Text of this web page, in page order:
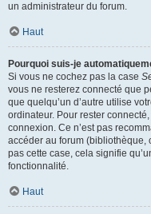
un administrateur du forum.
Haut
Pourquoi suis-je
Si vous ne cochez pas la case
vous ne resterez connecté que
que quelqu’un d’autre utilise
ordinateur. Pour rester
connexion. Ce n’est pas
accéder au forum (bibliothèque,
pas cette case, cela signifie
fonctionnalité.
Haut